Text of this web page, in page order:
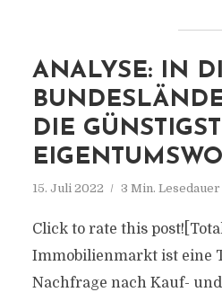
ANALYSE: IN
DIE
15. Juli 2022 3 Min. Lesedauer
Click to rate this
Immobilienmarkt ist eine
Nachfrage nach Kauf-